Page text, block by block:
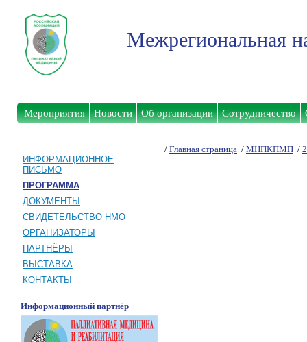
Межрегиональная
Мероприятия Новости Об организации Сотрудничество
ИНФОРМАЦИОННОЕ
ПИСЬМО
ПРОГРАММА
ДОКУМЕНТЫ
СВИДЕТЕЛЬСТВО НМО
ОРГАНИЗАТОРЫ
ПАРТНЁРЫ
ВЫСТАВКА
КОНТАКТЫ
Информационный партнёр
/ Главная страница / МНПКПМП /